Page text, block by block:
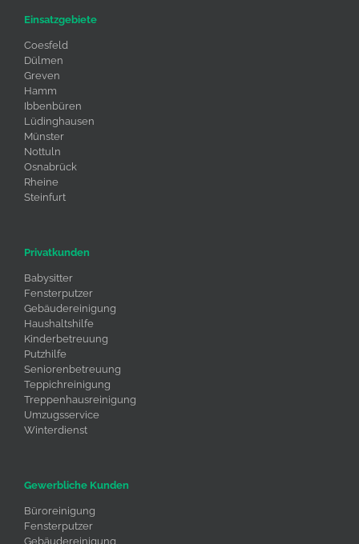
Einsatzgebiete
Coesfeld
Dülmen
Greven
Hamm
Ibbenbüren
Lüdinghausen
Münster
Nottuln
Osnabrück
Rheine
Steinfurt
Privatkunden
Babysitter
Fensterputzer
Gebäudereinigung
Haushaltshilfe
Kinderbetreuung
Putzhilfe
Seniorenbetreuung
Teppichreinigung
Treppenhausreinigung
Umzugsservice
Winterdienst
Gewerbliche Kunden
Büroreinigung
Fensterputzer
Gebäudereinigung